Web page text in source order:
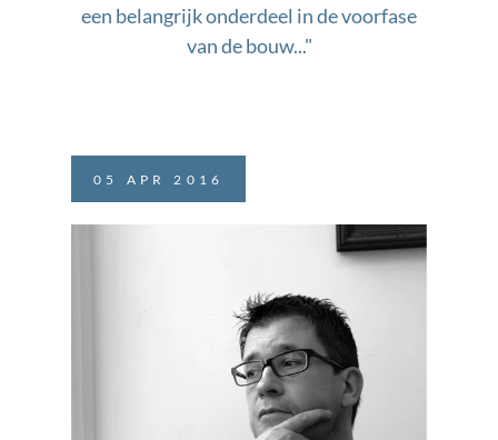
een belangrijk onderdeel in de voorfase
van de bouw..."
05 APR 2016